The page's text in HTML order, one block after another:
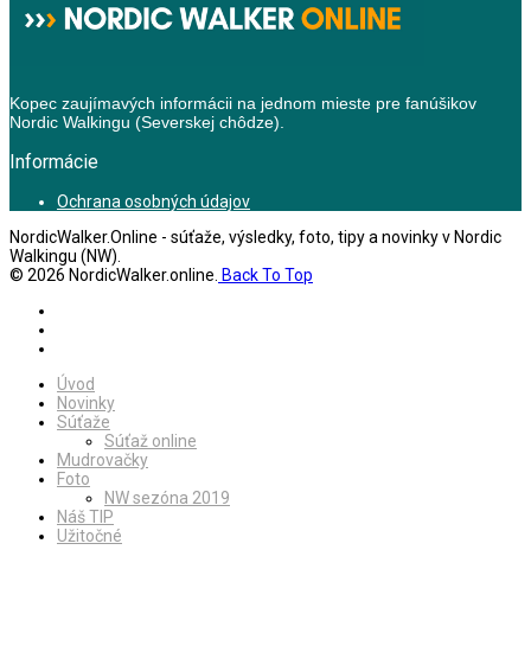
Kopec zaujímavých informácii na jednom mieste pre fanúšikov
Nordic Walkingu (Severskej chôdze).
Informácie
Ochrana osobných údajov
NordicWalker.Online - súťaže, výsledky, foto, tipy a novinky v Nordic
Walkingu (NW).
© 2026 NordicWalker.online. Back To Top
Úvod
Novinky
Súťaže
Súťaž online
Mudrovačky
Foto
NW sezóna 2019
Náš TIP
Užitočné